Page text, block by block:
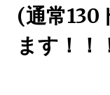
(通常130
ます！！